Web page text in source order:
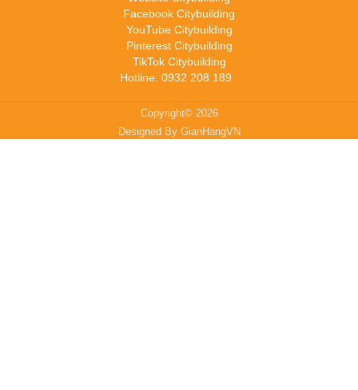
Facebook Citybuilding
YouTube Citybuilding
Pinterest Citybuilding
TikTok Citybuilding
Hotline: 0932 208 189
Copyright© 2026
Designed By GianHangVN